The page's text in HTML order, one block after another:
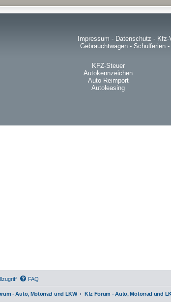
Impressum - Datenschutz - Kfz-
Gebrauchtwagen - Schulferien -
KFZ-Steuer
Autokennzeichen
Auto Reimport
Autoleasing
FAQ
- Auto, Motorrad und LKW Kfz Forum - Auto, Motorrad und